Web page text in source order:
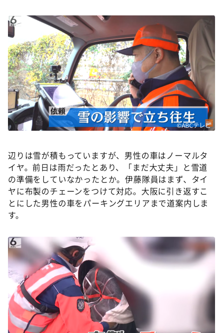
©ABCテレビ
辺りは雪が積もっていますが、男性の車はノーマルタ
イヤ。前日は雨だったとあり、「まだ大丈夫」と雪道
の準備をしていなかったとか。伊藤隊員はまず、タイ
ヤに布製のチェーンをつけて対応。大阪に引き返すこ
とにした男性の車をパーキングエリアまで道案内しま
す。